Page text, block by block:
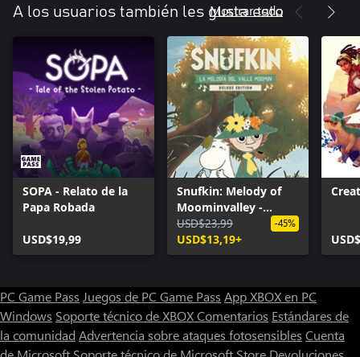
A los usuarios también les gusta esto
Mostrar todo
SOPA - Relato de la
Papa Robada
USD$19,99
Snufkin: Melody of
Moominvalley -
Digital Deluxe Edition
USD$23,99
USD$13,19+
-45%
PC Game Pass Juegos de PC Game Pass App XBOX en PC
Windows Soporte técnico de XBOXComentarios Estándares de
la comunidad Advertencia sobre ataques fotosensibles Cuenta